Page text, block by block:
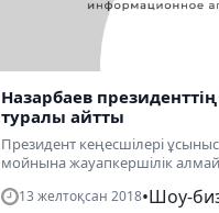
Назарбаев
туралы айтты
Президент кеңесшілері
мойнына жауапкершілік
13 желтоқсан 2018•Шоу-